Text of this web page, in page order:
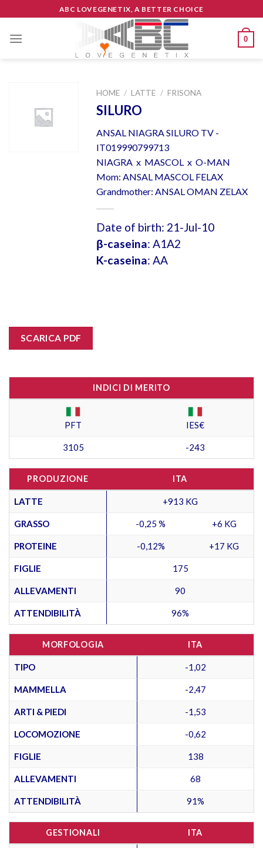
to
content
ABC LOVEGENETIX, A BETTER CHOICE
0
HOME / LATTE / FRISONA
SILURO
ANSAL NIAGRA SILURO TV -
IT019990799713
NIAGRA x MASCOL x O-MAN
Mom: ANSAL MASCOL FELAX
Grandmother: ANSAL OMAN ZELAX
Date of birth: 21-Jul-10
β-caseina: A1A2
K-caseina: AA
SCARICA PDF
INDICI DI MERITO
PFT IES€
3105 -243
PRODUZIONE ITA
LATTE +913 KG
GRASSO -0,25 % +6 KG
PROTEINE -0,12% +17 KG
FIGLIE 175
ALLEVAMENTI 90
ATTENDIBILITÀ 96%
MORFOLOGIA ITA
TIPO -1,02
MAMMELLA -2,47
ARTI & PIEDI -1,53
LOCOMOZIONE -0,62
FIGLIE 138
ALLEVAMENTI 68
ATTENDIBILITÀ 91%
GESTIONALI ITA